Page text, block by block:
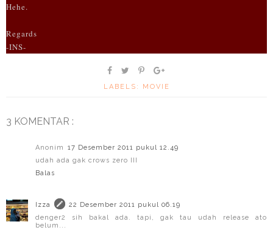
Hehe.
Regards
-INS-
LABELS: MOVIE
3 KOMENTAR :
Anonim
17 Desember 2011 pukul 12.49
udah ada gak crows zero III
Balas
Izza
22 Desember 2011 pukul 06.19
denger2 sih bakal ada. tapi, gak tau udah release ato
belum...